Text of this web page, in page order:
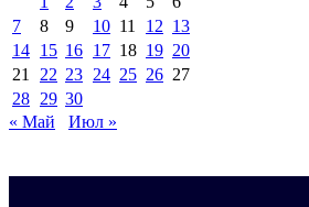
7
8 9 10 11 12 13
14 15 16 17 18 19 20
21
22 23 24 25 26 27
28 29 30
« Май
Июл »